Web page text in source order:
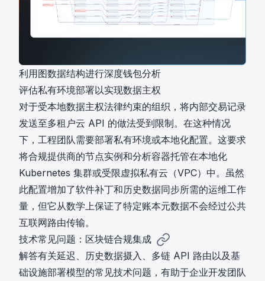
利用图数据结构进行深度钱包分析
评估私有环境部署以实现数据主权
对于受本地数据主权法律约束的组织，将内部交易记录
发送至多租户云 API 的做法受到限制。在这种情况
下，工程团队需要部署私有环境或本地化配置。这要求
将合规提供商的节点实例和分析容器托管在本地化
Kubernetes 集群或受限虚拟私有云（VPC）中。虽然
此配置增加了软件补丁和历史数据同步所需的运维工作
量，但它从数学上保证了特定账本元数据不会经过公共
互联网路由传输。
技术常见问题：区块链合规集成
解答有关延迟、历史数据摄入、多链 API 路由以及基
础设施部署模型的常见技术问题，有助于企业开发团队